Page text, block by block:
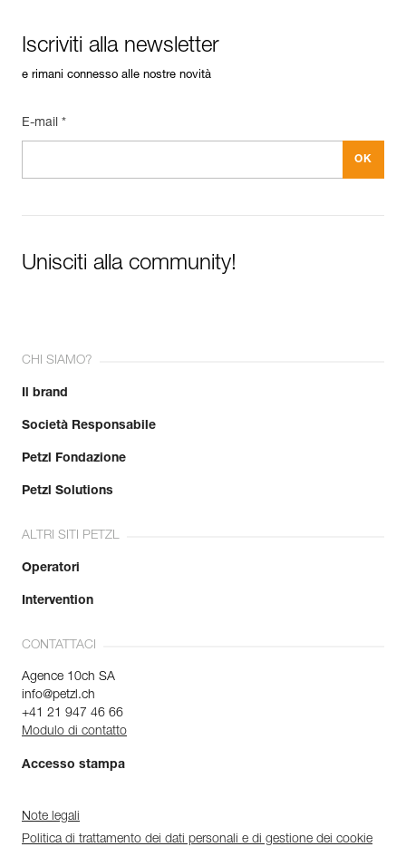
Iscriviti alla newsletter
e rimani connesso alle nostre novità
E-mail *
Unisciti alla community!
CHI SIAMO?
Il brand
Società Responsabile
Petzl Fondazione
Petzl Solutions
ALTRI SITI PETZL
Operatori
Intervention
CONTATTACI
Agence 10ch SA
info@petzl.ch
+41 21 947 46 66
Modulo di contatto
Accesso stampa
Note legali
Politica di trattamento dei dati personali e di gestione dei cookie